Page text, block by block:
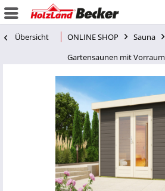
Übersicht ONLINE SHOP Sauna
Gartensaunen mit Vorraum